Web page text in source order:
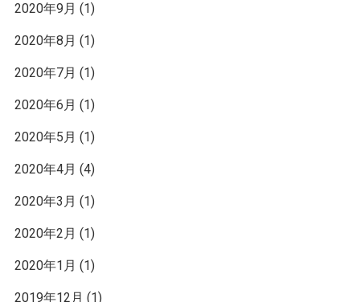
2020年9月 (1)
2020年8月 (1)
2020年7月 (1)
2020年6月 (1)
2020年5月 (1)
2020年4月 (4)
2020年3月 (1)
2020年2月 (1)
2020年1月 (1)
2019年12月 (1)